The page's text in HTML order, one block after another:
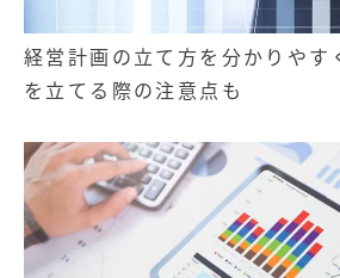
無料お役立ち資料
経営セミナー
経営計画の立て方を分かりやす
を立てる際の注意点も